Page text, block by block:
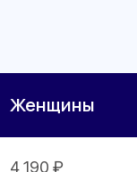
Женщины
4 190 ₽